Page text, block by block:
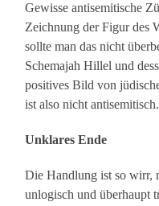
Gewisse antisemitische
Zeichnung der Figur des
sollte man das nicht
Schemajah Hillel und
positives Bild von
ist also nicht antisemitisch.
Unklares Ende
Die Handlung ist so wirr,
unlogisch und überhaupt